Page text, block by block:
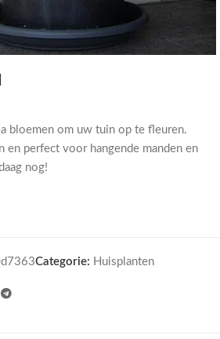
bloemen om uw tuin op te fleuren.
en perfect voor hangende manden en
nog!
Categorie: Huisplanten